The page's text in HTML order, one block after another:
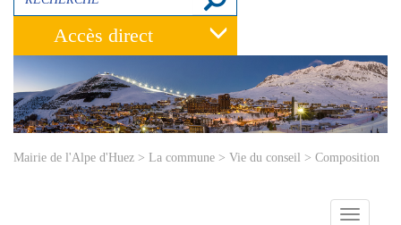
Accès direct
Mairie de l'Alpe d'Huez > La commune > Vie du conseil > Composition
Toggle